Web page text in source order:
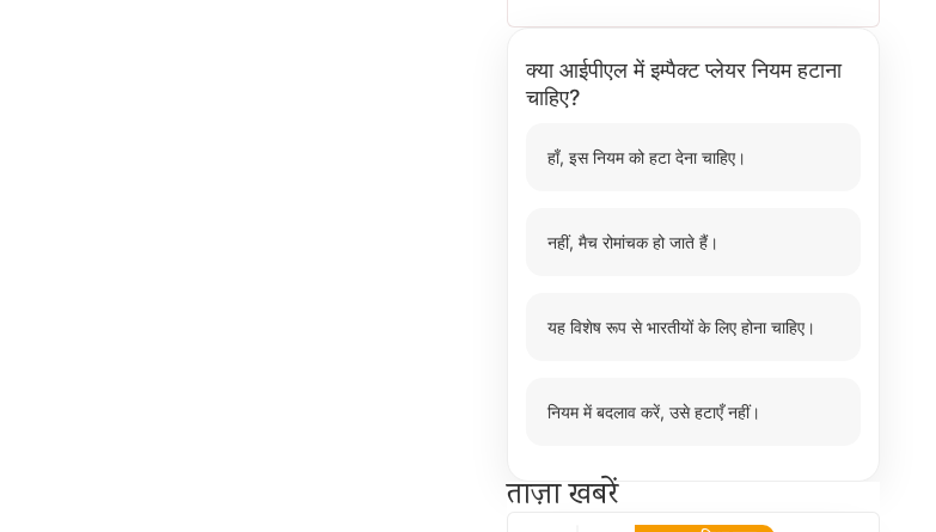
क्या आईपीएल में इम्पैक्ट प्लेयर नियम हटाना
चाहिए?
हाँ, इस नियम को हटा देना चाहिए।
नहीं, मैच रोमांचक हो जाते हैं।
यह विशेष रूप से भारतीयों के लिए होना चाहिए।
नियम में बदलाव करें, उसे हटाएँ नहीं।
ताज़ा खबरें